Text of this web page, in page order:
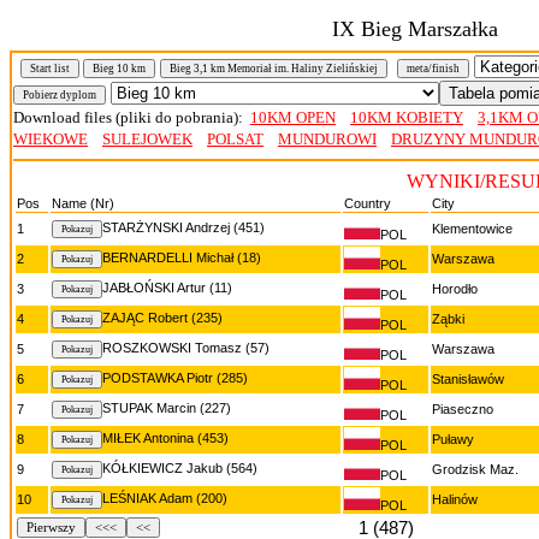
IX Bieg Marszałka
Start list Bieg 10 km Bieg 3,1 km Memoriał im. Haliny Zielińskiej meta/finish
Download files (pliki do pobrania): 10KM OPEN 10KM KOBIETY
3,1KM
WIEKOWE
SULEJOWEK POLSAT MUNDUROWI DRUZYNY
WYNIKI/
Pos Name (Nr) Country
City
1
STARŻYNSKI Andrzej (451) POL Klementowice
2 BERNARDELLI Michał (18) POL Warszawa
3 JABŁOŃSKI Artur (11) POL Horodło
4 ZAJĄC Robert (235) POL Ząbki
5 ROSZKOWSKI Tomasz (57) POL Warszawa
6 PODSTAWKA Piotr (285) POL Stanisławów
7 STUPAK Marcin (227) POL Piaseczno
8 MIŁEK Antonina (453) POL Puławy
9 KÓŁKIEWICZ Jakub (564) POL Grodzisk Maz.
10 LEŚNIAK Adam (200) POL Halinów
Pierwszy <<< << 1 (487)